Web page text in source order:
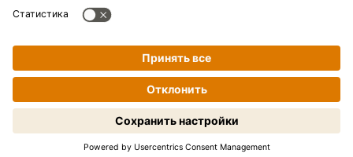
Теодорштрассе 180, 40472 Дюссельдорф, Германия
Номер в коммерческом реестре: HRB 35856 (в Окружном
Настройки конфиденциальности
Официальное уведомление
Конфиденциальность